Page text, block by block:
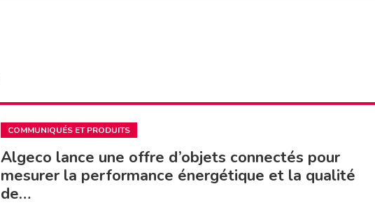
COMMUNIQUÉS ET PRODUITS
Algeco lance une offre d’objets connectés pour
mesurer la performance énergétique et la qualité
de…